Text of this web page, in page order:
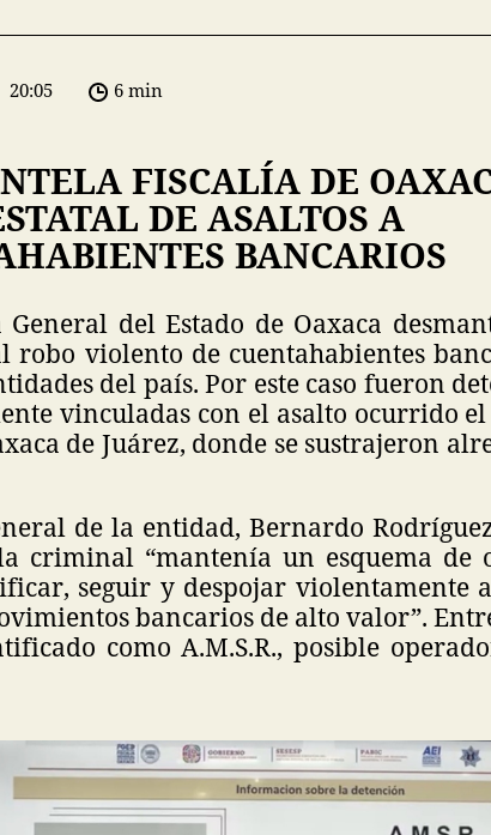
20:05 6 min
FISCALÍA DE
DE ASALTOS A
BANCARIOS
General del Estado de Oaxaca
robo violento de cuentahabientes
del país. Por este caso fueron
vinculadas con el asalto ocurrido
de Juárez, donde se sustrajeron
de la entidad, Bernardo
criminal “mantenía un esquema de
seguir y despojar violentamente
bancarios de alto valor”.
como A.M.S.R., posible